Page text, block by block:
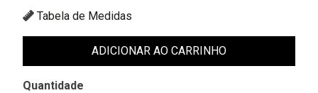
Tabela de Medidas
ADICIONAR AO CARRINHO
Quantidade